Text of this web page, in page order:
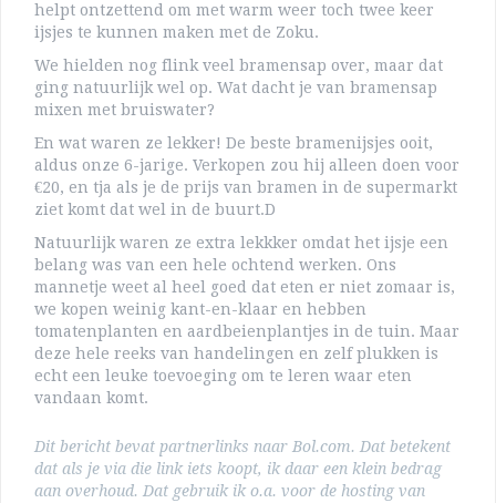
helpt ontzettend om met warm weer toch twee keer
ijsjes te kunnen maken met de Zoku.
We hielden nog flink veel bramensap over, maar dat
ging natuurlijk wel op. Wat dacht je van bramensap
mixen met bruiswater?
En wat waren ze lekker! De beste bramenijsjes ooit,
aldus onze 6-jarige. Verkopen zou hij alleen doen voor
€20, en tja als je de prijs van bramen in de supermarkt
ziet komt dat wel in de buurt.D
Natuurlijk waren ze extra lekkker omdat het ijsje een
belang was van een hele ochtend werken. Ons
mannetje weet al heel goed dat eten er niet zomaar is,
we kopen weinig kant-en-klaar en hebben
tomatenplanten en aardbeienplantjes in de tuin. Maar
deze hele reeks van handelingen en zelf plukken is
echt een leuke toevoeging om te leren waar eten
vandaan komt.
Dit bericht bevat partnerlinks naar Bol.com. Dat betekent
dat als je via die link iets koopt, ik daar een klein bedrag
aan overhoud. Dat gebruik ik o.a. voor de hosting van